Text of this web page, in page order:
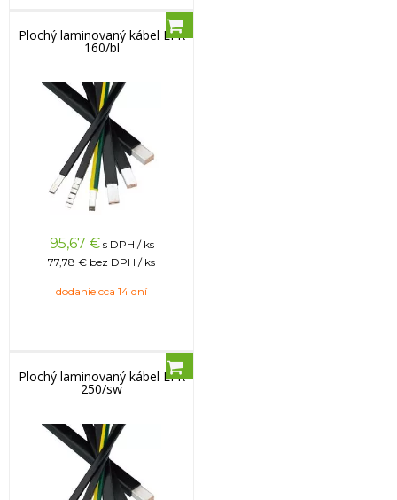
Plochý laminovaný kábel LFK
160/bl
95,67 € s DPH / ks
77,78 € bez DPH / ks
dodanie cca 14 dní
Plochý laminovaný kábel LFK
250/sw